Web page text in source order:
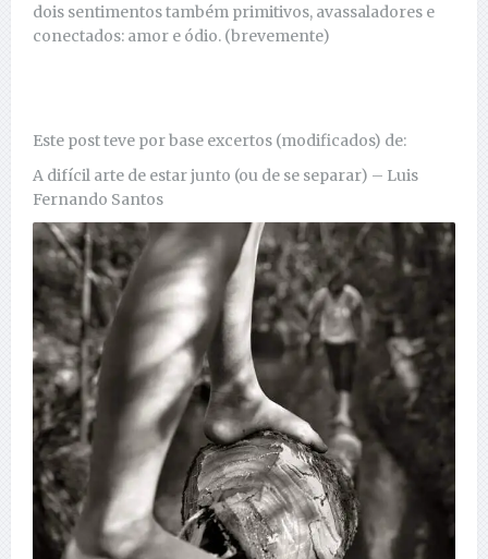
dois sentimentos também primitivos, avassaladores e
conectados: amor e ódio. (brevemente)
Este post teve por base excertos (modificados) de:
A difícil arte de estar junto (ou de se separar) – Luis
Fernando Santos